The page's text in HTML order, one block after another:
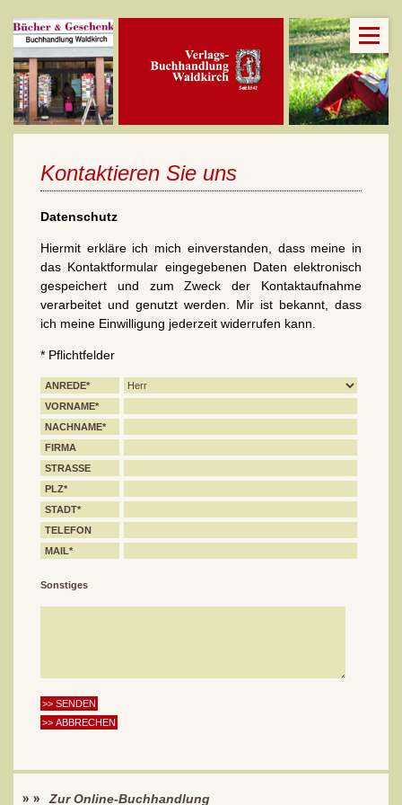
Kontaktieren Sie uns
Datenschutz
Hiermit erkläre ich mich einverstanden, dass meine in
das Kontaktformular eingegebenen Daten elektronisch
gespeichert und zum Zweck der Kontaktaufnahme
verarbeitet und genutzt werden. Mir ist bekannt, dass
ich meine Einwilligung jederzeit widerrufen kann.
* Pflichtfelder
ANREDE*
VORNAME*
NACHNAME*
FIRMA
STRASSE
PLZ*
STADT*
TELEFON
MAIL*
Sonstiges
Zur Online-Buchhandlung